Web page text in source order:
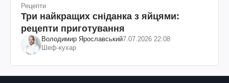
Рецепти
Три найкращих сніданка з яйцями:
рецепти приготування
Володимир Ярославський7.07.2026 22:08
Шеф-кухар